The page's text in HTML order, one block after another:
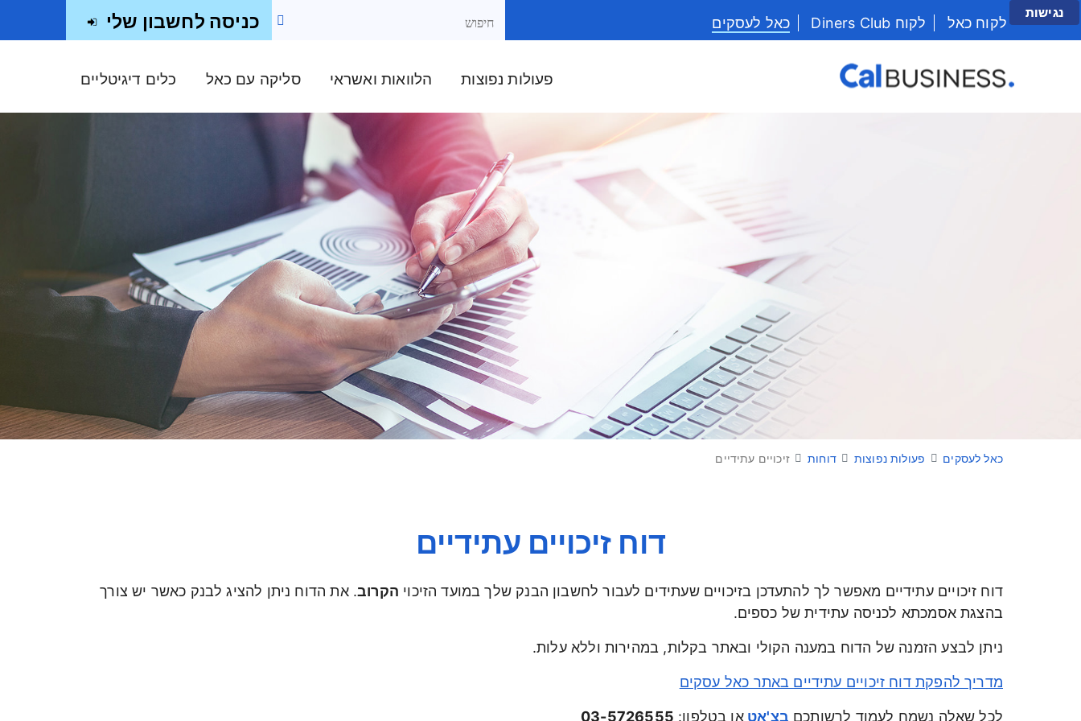
לקוח כאל לקוח Diners Club
כאל לעסקים
פעולות נפוצות הלוואות ואשראי סליקה עם כאל כלים דיגיטליים
כניסה לחשבון שלי
לחשבון הבנק שלך
כאל לעסקים פעולות נפוצות דוחות זיכויים עתידיים
דוח זיכויים עתידיים
דוח זיכויים עתידיים מאפשר לך להתעדכן בזיכויים שעתידים לעבור לחשבון הבנק שלך במועד הזיכוי הקרוב. את הדוח ניתן להציג לבנק כאשר יש צורך
בהצגת אסמכתא לכניסה עתידית של כספים.
ניתן לבצע הזמנה של הדוח במענה הקולי ובאתר בקלות, במהירות וללא עלות.
מדריך להפקת דוח זיכויים עתידיים באתר כאל עסקים
לכל שאלה נשמח לעמוד לרשותכם בצ'אט או בטלפון: 03-5726555
נגישות